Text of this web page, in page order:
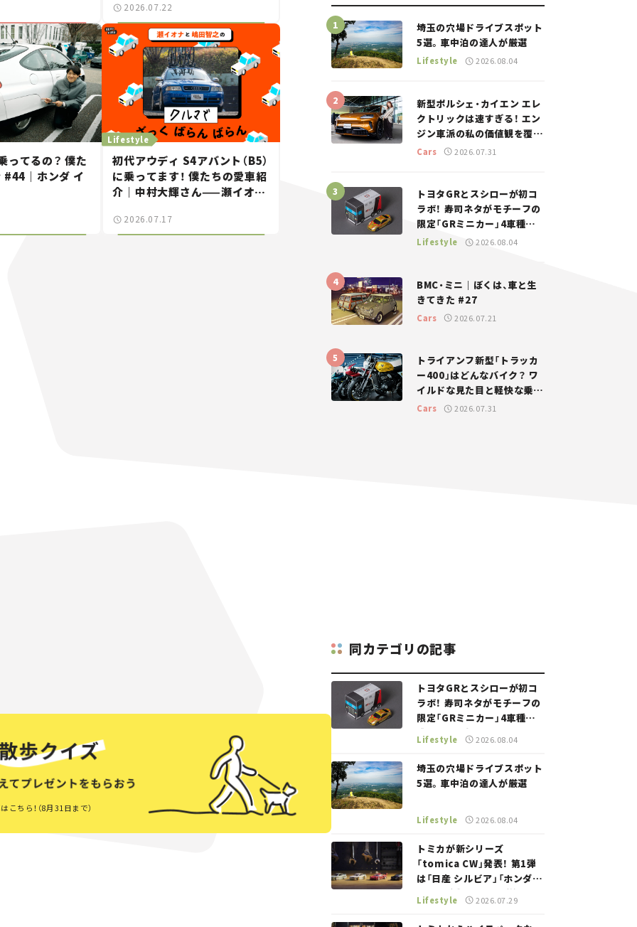
で起きた、若者たちの「驚き」
2026.07.22
ってるの？ 僕た
#44｜ホンダ イ
Lifestyle
初代アウディ S4アバント（B5）
に乗ってます！ 僕たちの愛車紹
介｜中村大輝さん——瀬イオナ
ばらんばらん！」＃20
2026.07.17
こちら！（8月31日まで）
埼玉の穴場ドライブスポット
5選。車中泊の達人が厳選
Lifestyle 2026.08.04
新型ポルシェ・カイエン エレ
クトリックは速すぎる！ エン
ジン車派の私の価値観を覆し
た、新しいポルシェの走り。
Cars 2026.07.31
トヨタGRとスシローが初コ
ラボ！ 寿司ネタがモチーフの
限定「GRミニカー」4車種が
登場。入手方法は？【クルマ
Lifestyle 2026.08.04
BMC・ミニ｜ぼくは、車と生
きてきた #27
Cars 2026.07.21
トライアンフ新型「トラッカ
ー400」はどんなバイク？ ワ
イルドな見た目と軽快な乗り
味を両立した400ccフラット
Cars 2026.07.31
同カテゴリの記事
トヨタGRとスシローが初コ
ラボ！ 寿司ネタがモチーフの
限定「GRミニカー」4車種が
登場。入手方法は？【クルマ
とホビー】
Lifestyle 2026.08.04
埼玉の穴場ドライブスポット
5選。車中泊の達人が厳選
Lifestyle 2026.08.04
トミカが新シリーズ
「tomica CW」発表！ 第1弾
は「日産 シルビア」「ホンダ
NSX」が登場。世界が注目す
る“JDM"に焦点【クルマとホ
ビー】
Lifestyle 2026.07.29